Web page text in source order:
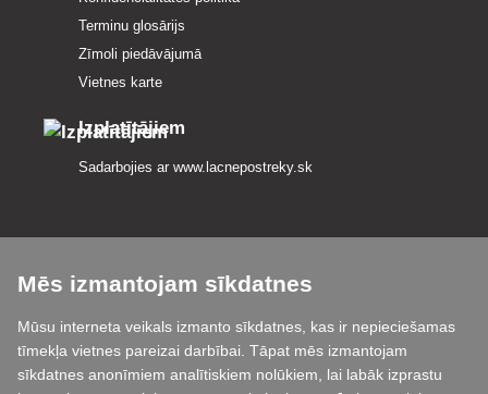
Terminu glosārijs
Zīmoli piedāvājumā
Vietnes karte
Izplatītājiem
Sadarbojies ar www.lacnepostreky.sk
Mēs vienmēr sniegsim jums ekspertu konsultācijas
Sūdzības tiek izskatītas 24 stundu laikā
Mēs izmantojam sīkdatnes
Mūsu interneta veikals izmanto sīkdatnes, kas ir nepieciešamas
tīmekļa vietnes pareizai darbībai. Tāpat mēs izmantojam
sīkdatnes anonīmiem analītiskiem nolūkiem, lai labāk izprastu